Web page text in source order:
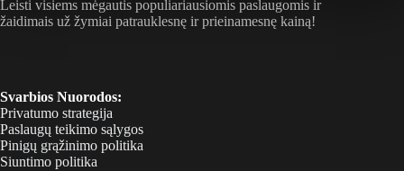
pasirinkti
gaminio
Leisti visiems mėgautis populiariausiomis paslaugomis ir
žaidimais už žymiai patrauklesnę ir prieinamesnę kainą!
Svarbios Nuorodos:
Privatumo strategija
Paslaugų teikimo sąlygos
Pinigų grąžinimo politika
Siuntimo politika